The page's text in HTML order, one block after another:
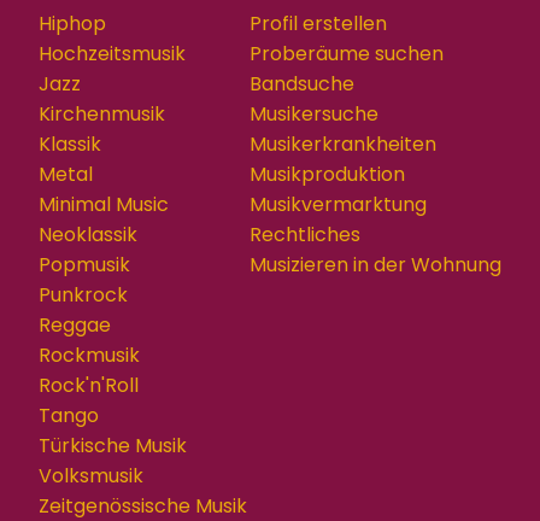
Hiphop
Hochzeitsmusik
Jazz
Kirchenmusik
Klassik
Metal
Minimal Music
Neoklassik
Popmusik
Punkrock
Reggae
Rockmusik
Rock'n'Roll
Tango
Türkische Musik
Volksmusik
Zeitgenössische Musik
Profil erstellen
Proberäume suchen
Bandsuche
Musikersuche
Musikerkrankheiten
Musikproduktion
Musikvermarktung
Rechtliches
Musizieren in der Wohnung